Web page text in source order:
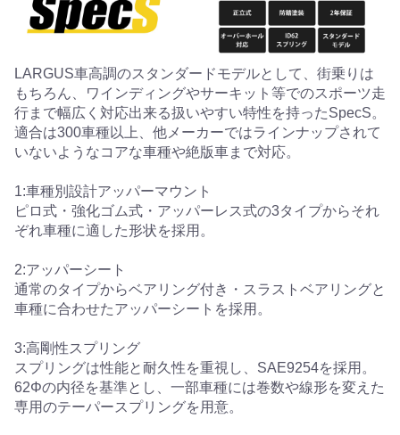
LARGUS車高調のスタンダードモデルとして、街乗りは
もちろん、ワインディングやサーキット等でのスポーツ走
行まで幅広く対応出来る扱いやすい特性を持ったSpecS。
適合は300車種以上、他メーカーではラインナップされて
いないようなコアな車種や絶版車まで対応。
1:車種別設計アッパーマウント
ピロ式・強化ゴム式・アッパーレス式の3タイプからそれ
ぞれ車種に適した形状を採用。
2:アッパーシート
通常のタイプからベアリング付き・スラストベアリングと
車種に合わせたアッパーシートを採用。
3:高剛性スプリング
スプリングは性能と耐久性を重視し、SAE9254を採用。
62Φの内径を基準とし、一部車種には巻数や線形を変えた
専用のテーパースプリングを用意。